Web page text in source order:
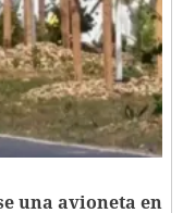
una avioneta en